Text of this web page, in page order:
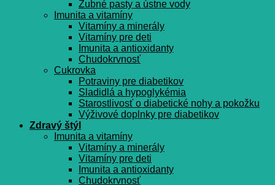
Zubné pasty a ústne vody
Imunita a vitamíny
Vitamíny a minerály
Vitamíny pre deti
Imunita a antioxidanty
Chudokrvnosť
Cukrovka
Potraviny pre diabetikov
Sladidlá a hypoglykémia
Starostlivosť o diabetické nohy a pokožku
Výživové doplnky pre diabetikov
Zdravý štýl
Imunita a vitamíny
Vitamíny a minerály
Vitamíny pre deti
Imunita a antioxidanty
Chudokrvnosť